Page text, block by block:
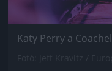
Katy Perry a